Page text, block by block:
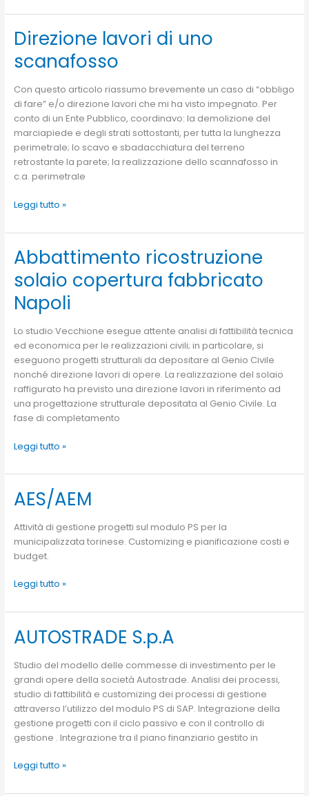
Direzione lavori di uno
scanafosso
Con questo articolo riassumo brevemente un caso di “obbligo
di fare” e/o direzione lavori che mi ha visto impegnato. Per
conto di un Ente Pubblico, coordinavo: la demolizione del
marciapiede e degli strati sottostanti, per tutta la lunghezza
perimetrale; lo scavo e sbadacchiatura del terreno
retrostante la parete; la realizzazione dello scannafosso in
c.a. perimetrale
Direzione
lavori
di
scanafosso
Leggi tutto »
Abbattimento ricostruzione
solaio copertura fabbricato
Napoli
Lo studio Vecchione esegue attente analisi di fattibilità tecnica
ed economica per le realizzazioni civili; in particolare, si
eseguono progetti strutturali da depositare al Genio Civile
nonché direzione lavori di opere. La realizzazione del solaio
raffigurato ha previsto una direzione lavori in riferimento ad
una progettazione strutturale depositata al Genio Civile. La
fase di completamento
Abbattimento
ricostruzione
solaio
copertura
fabbricato
Napoli
Leggi tutto »
AES/AEM
Attività di gestione progetti sul modulo PS per la
municipalizzata torinese. Customizing e pianificazione costi e
budget.
AES/AEM
Leggi tutto »
AUTOSTRADE S.p.A
Studio del modello delle commesse di investimento per le
grandi opere della società Autostrade. Analisi dei processi,
studio di fattibilità e customizing dei processi di gestione
attraverso l’utilizzo del modulo PS di SAP. Integrazione della
gestione progetti con il ciclo passivo e con il controllo di
gestione . Integrazione tra il piano finanziario gestito in
AUTOSTRADE
S.p.A
Leggi tutto »